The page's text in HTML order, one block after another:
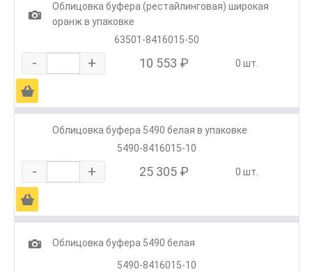
1
Облицовка буфера (рестайлинговая) широкая
оранж в упаковке
63501-8416015-50
- + 10 553 ₽ 0 шт.
Ä
Облицовка буфера 5490 белая в упаковке
5490-8416015-10
- + 25 305 ₽ 0 шт.
Ä
1
Облицовка буфера 5490 белая
5490-8416015-10